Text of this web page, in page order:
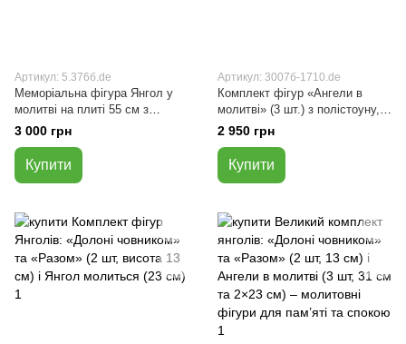
Артикул: 5.376б.de
Меморіальна фігура Янгол у
молитві на плиті 55 см з
полістоуну (білий)
3 000 грн
Купити
Артикул: 3007б-1710.de
Комплект фігур «Ангели в
молитві» (3 шт.) з полістоуну,
білого кольору, висота 31 см і
2×23 см
2 950 грн
Купити